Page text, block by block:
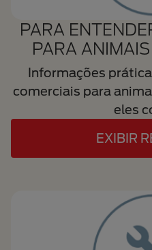
PARA
PARA
Informações
comerciais para
eles
EXIBIR